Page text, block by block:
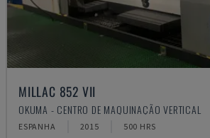
MILLAC 852 VII
OKUMA - CENTRO DE MAQUINAÇÃO VERTICAL
ESPANHA 2015 500 HRS